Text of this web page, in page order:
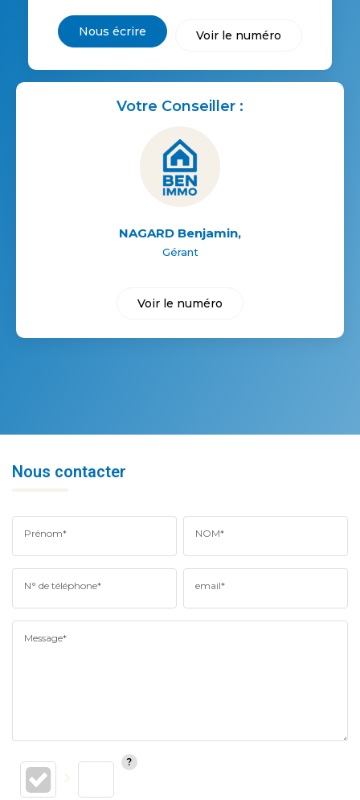
Nous écrire Voir le numéro
Votre Conseiller :
NAGARD Benjamin,
Gérant
Voir le numéro
Nous contacter
Prénom* NOM*
N° de téléphone* email*
Message*